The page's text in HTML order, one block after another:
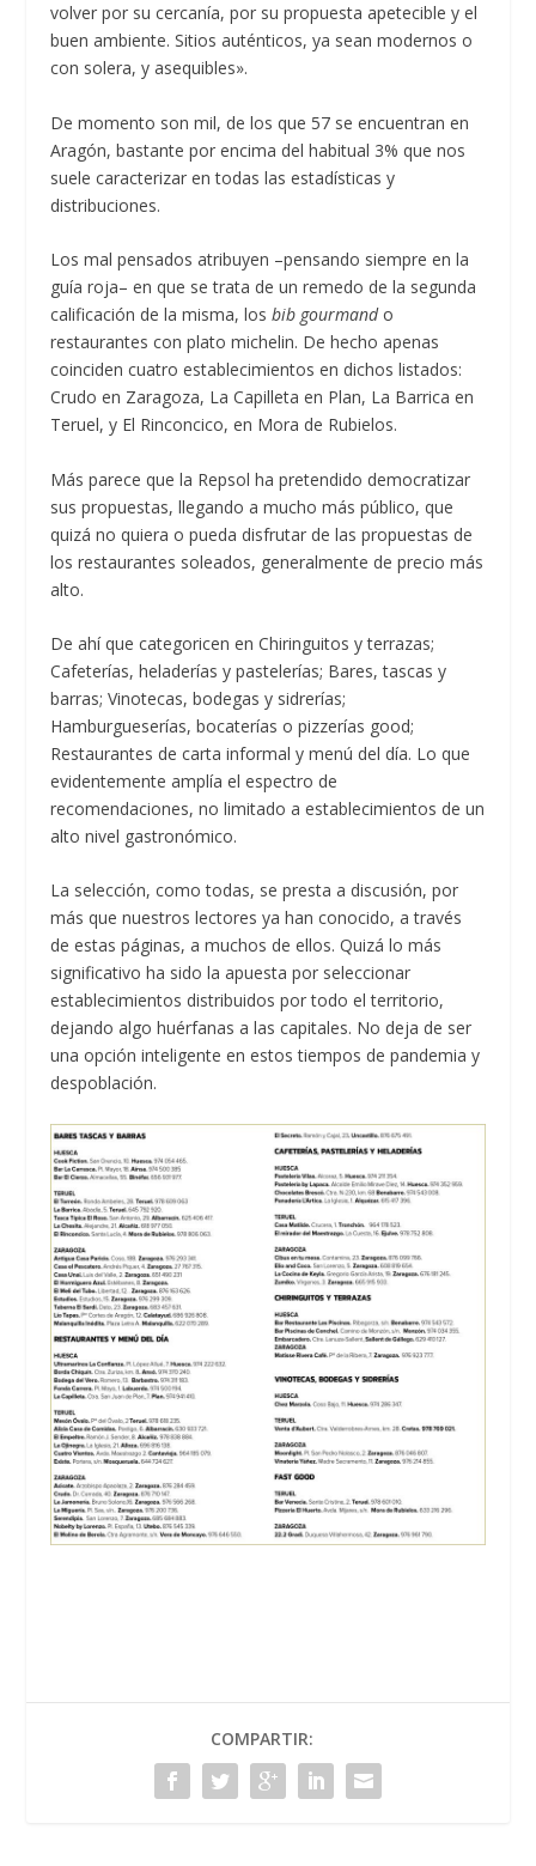
volver por su cercanía, por su propuesta apetecible y el
buen ambiente. Sitios auténticos, ya sean modernos o
con solera, y asequibles».
De momento son mil, de los que 57 se encuentran en
Aragón, bastante por encima del habitual 3% que nos
suele caracterizar en todas las estadísticas y
distribuciones.
Los mal pensados atribuyen –pensando siempre en la
guía roja– en que se trata de un remedo de la segunda
calificación de la misma, losbib gourmando
restaurantes con plato michelin. De hecho apenas
coinciden cuatro establecimientos en dichos listados:
Crudo en Zaragoza, La Capilleta en Plan, La Barrica en
Teruel, y El Rinconcico, en Mora de Rubielos.
Más parece que la Repsol ha pretendido democratizar
sus propuestas, llegando a mucho más público, que
quizá no quiera o pueda disfrutar de las propuestas de
los restaurantes soleados, generalmente de precio más
alto.
De ahí que categoricen en Chiringuitos y terrazas;
Cafeterías, heladerías y pastelerías; Bares, tascas y
barras; Vinotecas, bodegas y sidrerías;
Hamburgueserías, bocaterías o pizzerías good;
Restaurantes de carta informal y menú del día. Lo que
evidentemente amplía el espectro de
recomendaciones, no limitado a establecimientos de un
alto nivel gastronómico.
La selección, como todas, se presta a discusión, por
más que nuestros lectores ya han conocido, a través
de estas páginas, a muchos de ellos. Quizá lo más
significativo ha sido la apuesta por seleccionar
establecimientos distribuidos por todo el territorio,
dejando algo huérfanas a las capitales. No deja de ser
una opción inteligente en estos tiempos de pandemia y
despoblación.
COMPARTIR: